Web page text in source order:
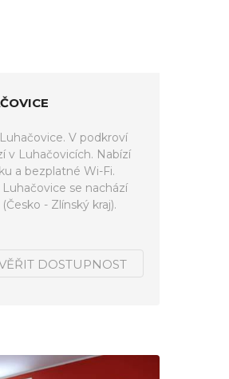
V podkroví
v Luhačovicích. Nabízí
a bezplatné Wi-Fi.
se nachází
- Zlínský kraj).
DOSTUPNOST